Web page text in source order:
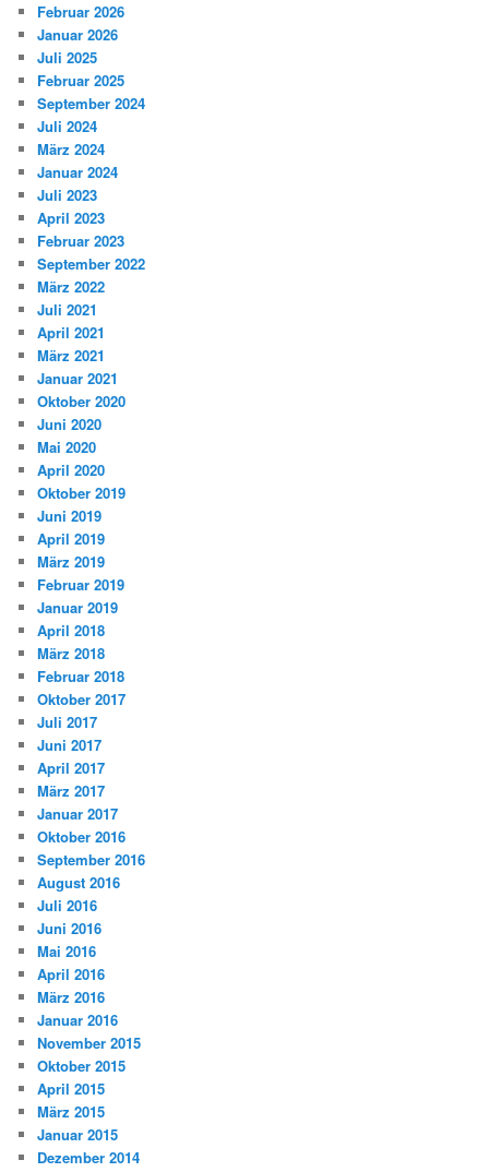
Februar 2026
Januar 2026
Juli 2025
Februar 2025
September 2024
Juli 2024
März 2024
Januar 2024
Juli 2023
April 2023
Februar 2023
September 2022
März 2022
Juli 2021
April 2021
März 2021
Januar 2021
Oktober 2020
Juni 2020
Mai 2020
April 2020
Oktober 2019
Juni 2019
April 2019
März 2019
Februar 2019
Januar 2019
April 2018
März 2018
Februar 2018
Oktober 2017
Juli 2017
Juni 2017
April 2017
März 2017
Januar 2017
Oktober 2016
September 2016
August 2016
Juli 2016
Juni 2016
Mai 2016
April 2016
März 2016
Januar 2016
November 2015
Oktober 2015
April 2015
März 2015
Januar 2015
Dezember 2014